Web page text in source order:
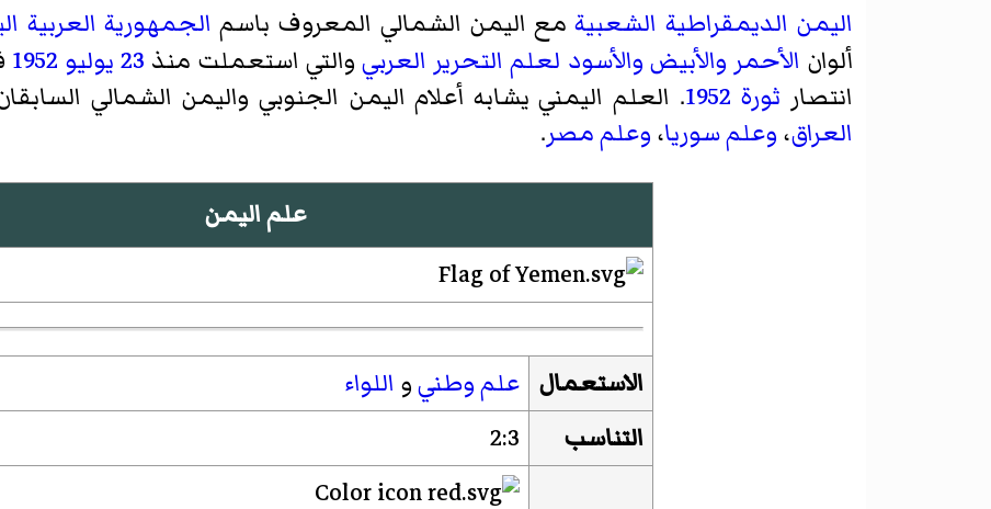
اليمن الديمقراطية الشعبيةمع اليمن الشمالي المعروف باسم الجمهورية العربية
ألوان الأحمر والأبيض والأسود لعلم التحرير العربيوالتي استعملت منذ 23 يوليو 1952
انتصار ثورة 1952 . العلم اليمني يشابه أعلام اليمن الجنوبي واليمن الشمالي
العراق، وعلم سوريا، وعلم مصر.
علم اليمن
الاستعمال علموطنيو اللواء
التناسب
2:3